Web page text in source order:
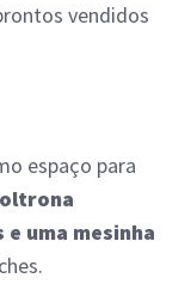
vendidos
espaço para
uma mesinha